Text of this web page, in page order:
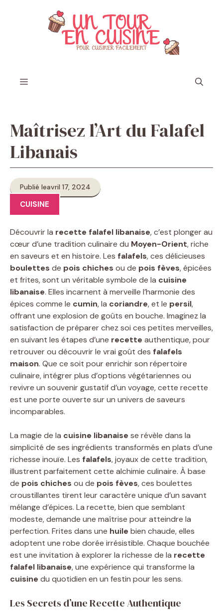
Menu
Maîtrisez l’Art du Falafel
Libanais
Publié leavril 17, 2024
CUISINE
Découvrir la recette falafel libanaise, c’est plonger au
cœur d’une tradition culinaire du Moyen-Orient, riche
en saveurs et en histoire. Les falafels, ces délicieuses
boulettes de pois chiches ou de pois fèves, épicées
et frites, sont un véritable symbole de la cuisine
libanaise. Elles incarnent à merveille l’harmonie des
épices comme le cumin, la coriandre, et le persil,
offrant une explosion de goûts en bouche. Imaginez la
satisfaction de préparer chez soi ces petites merveilles,
en suivant les étapes d’une recette authentique, pour
retrouver ou découvrir le vrai goût des falafels
maison. Que ce soit pour enrichir son répertoire
culinaire, intégrer plus d’options végétariennes ou
revivre un souvenir gustatif d’un voyage, cette recette
est une porte ouverte sur un univers de saveurs
incomparables.
La magie de la cuisine libanaise se révèle dans la
simplicité de ses ingrédients transformés en plats d’une
richesse inouïe. Les falafels, joyaux de cette tradition,
illustrent parfaitement cette alchimie culinaire. À base
de pois chiches ou de pois fèves, ces boulettes
croustillantes tirent leur caractère unique d’un savant
mélange d’épices. La recette, bien que semblant
modeste, demande une maîtrise pour atteindre la
perfection. Frites dans une huile bien chaude, elles
adoptent une robe dorée irrésistible. Chaque bouchée
est une invitation à explorer la richesse de la recette
falafel libanaise, une expérience qui transforme la
cuisine du quotidien en un festin pour les sens.
Les Secrets d’une Recette Authentique